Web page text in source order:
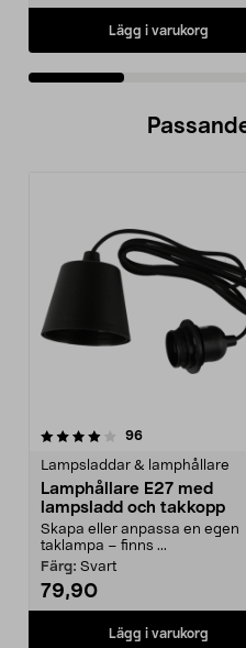
Lägg i varukorg
96recensioner
Lampsladdar & lamphållare
Lamphållare E27 med
lampsladd och takkopp
Skapa eller anpassa en egen
taklampa – finns ...
Färg: Svart
79,90
Lägg i varukorg
4.0av 5 stjärnor